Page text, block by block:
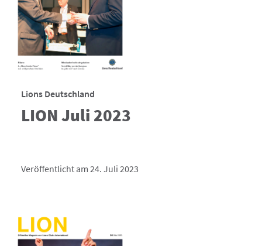
Lions Deutschland
LION Juli 2023
Veröffentlicht am 24. Juli 2023